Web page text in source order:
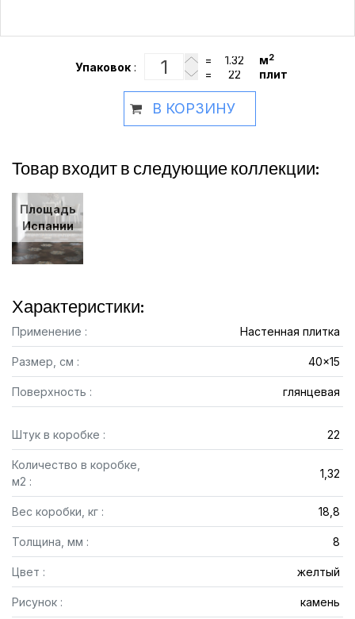
Упаковок :
= м2
= плит
В КОРЗИНУ
Товар входит в следующие коллекции:
Площадь
Испании
Характеристики:
Применение : Настенная плитка
Размер, см : 40x15
Поверхность : глянцевая
Штук в коробке : 22
Количество в коробке,
м2 :
1,32
Вес коробки, кг : 18,8
Толщина, мм : 8
Цвет : желтый
Рисунок : камень